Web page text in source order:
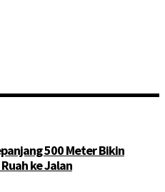
500 Meter Bikin
ke Jalan